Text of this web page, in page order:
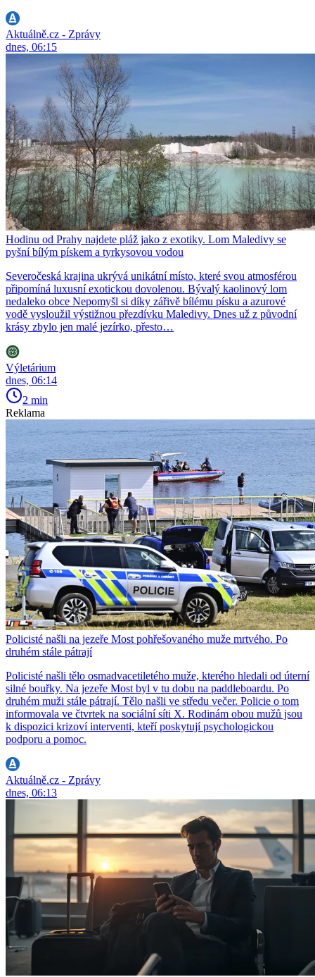
Aktuálně.cz - Zprávy
dnes, 06:15
Hodinu od Prahy najdete pláž jako z exotiky. Lom Maledivy se
pyšní bílým pískem a tyrkysovou vodou
Severočeská krajina ukrývá unikátní místo, které svou atmosférou
připomíná luxusní exotickou dovolenou. Bývalý kaolinový lom
nedaleko obce Nepomyšl si díky zářivě bílému písku a azurové
vodě vysloužil výstižnou přezdívku Maledivy. Dnes už z původní
krásy zbylo jen malé jezírko, přesto…
Výletárium
dnes, 06:14
2 min
Reklama
Policisté našli na jezeře Most pohřešovaného muže mrtvého. Po
druhém stále pátrají
Policisté našli tělo osmadvacetiletého muže, kterého hledali od úterní
silné bouřky. Na jezeře Most byl v tu dobu na paddleboardu. Po
druhém muži stále pátrají. Tělo našli ve středu večer. Policie o tom
informovala ve čtvrtek na sociální síti X. Rodinám obou mužů jsou
k dispozici krizoví interventi, kteří poskytují psychologickou
podporu a pomoc.
Aktuálně.cz - Zprávy
dnes, 06:13